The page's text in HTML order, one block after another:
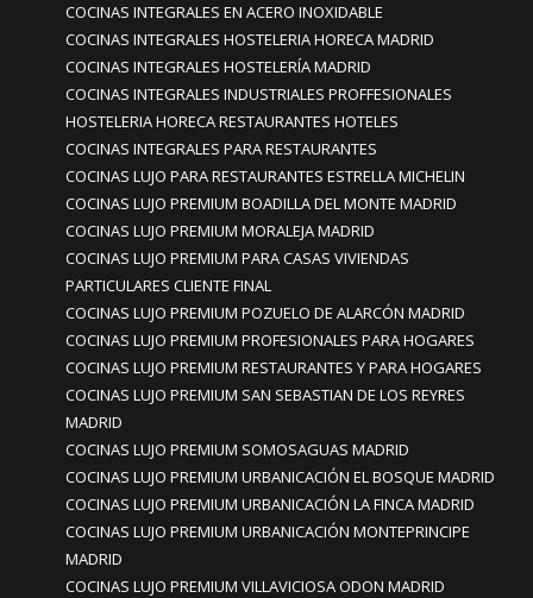
COCINAS INTEGRALES EN ACERO INOXIDABLE
COCINAS INTEGRALES HOSTELERIA HORECA MADRID
COCINAS INTEGRALES HOSTELERÍA MADRID
COCINAS INTEGRALES INDUSTRIALES PROFFESIONALES
HOSTELERIA HORECA RESTAURANTES HOTELES
COCINAS INTEGRALES PARA RESTAURANTES
COCINAS LUJO PARA RESTAURANTES ESTRELLA MICHELIN
COCINAS LUJO PREMIUM BOADILLA DEL MONTE MADRID
COCINAS LUJO PREMIUM MORALEJA MADRID
COCINAS LUJO PREMIUM PARA CASAS VIVIENDAS
PARTICULARES CLIENTE FINAL
COCINAS LUJO PREMIUM POZUELO DE ALARCÓN MADRID
COCINAS LUJO PREMIUM PROFESIONALES PARA HOGARES
COCINAS LUJO PREMIUM RESTAURANTES Y PARA HOGARES
COCINAS LUJO PREMIUM SAN SEBASTIAN DE LOS REYRES
MADRID
COCINAS LUJO PREMIUM SOMOSAGUAS MADRID
COCINAS LUJO PREMIUM URBANICACIÓN EL BOSQUE MADRID
COCINAS LUJO PREMIUM URBANICACIÓN LA FINCA MADRID
COCINAS LUJO PREMIUM URBANICACIÓN MONTEPRINCIPE
MADRID
COCINAS LUJO PREMIUM VILLAVICIOSA ODON MADRID